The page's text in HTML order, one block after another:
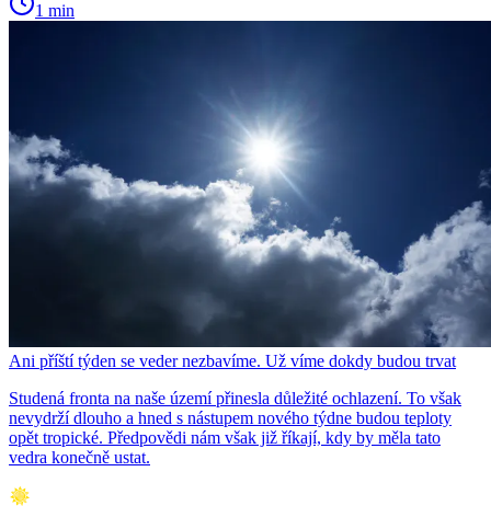
1 min
Ani příští týden se veder nezbavíme. Už víme dokdy budou trvat
Studená fronta na naše území přinesla důležité ochlazení. To však
nevydrží dlouho a hned s nástupem nového týdne budou teploty
opět tropické. Předpovědi nám však již říkají, kdy by měla tato
vedra konečně ustat.